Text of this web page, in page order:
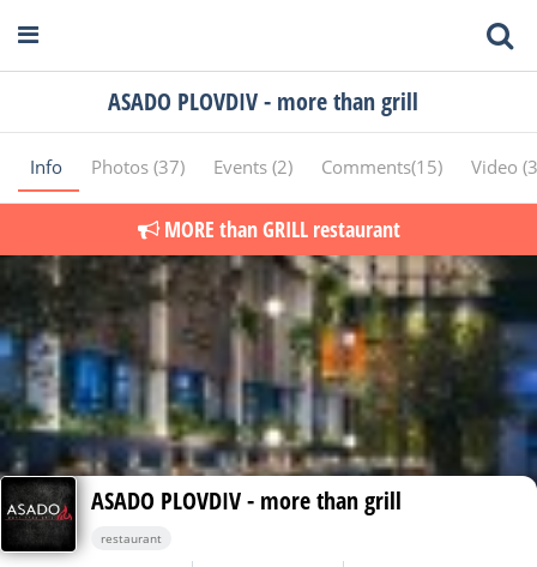
ASADO PLOVDIV - more than grill
Info Photos (37) Events (2) Comments(15) Video
MORE than GRILL restaurant
ASADO PLOVDIV - more than grill
restaurant